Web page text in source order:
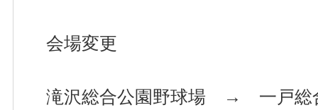
会場変更
滝沢総合公園野球場 → 一戸総